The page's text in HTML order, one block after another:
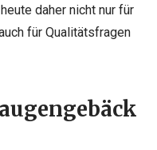
daher nicht nur für
für Qualitätsfragen